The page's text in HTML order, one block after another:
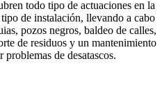
todo tipo de actuaciones en la
de instalación, llevando a cabo
pozos negros, baldeo de calles,
de residuos y un mantenimiento
de desatascos.